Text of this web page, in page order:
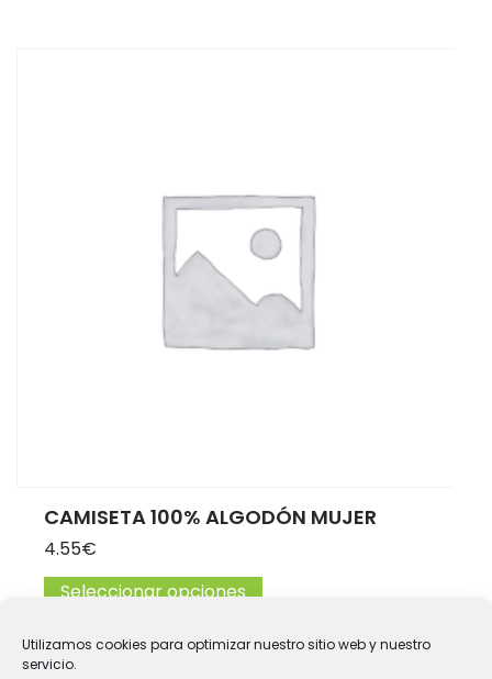
Utilizamos cookies para optimizar nuestro sitio web y nuestro
servicio.
CAMISETA 100% ALGODÓN MUJER
4.55€
Seleccionar opciones
Este producto tiene